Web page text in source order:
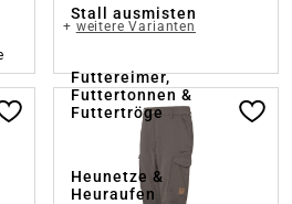
Stall ausmisten
Futtereimer,
Futtertonnen &
Futtertröge
Heunetze &
Heuraufen
+ weitere Varianten